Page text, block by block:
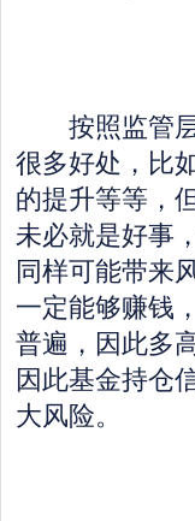
按照监管层
很多好处，比
的提升等等，
未必就是好事
同样可能带来
一定能够赚钱
普遍，因此多
因此基金持仓
大风险。